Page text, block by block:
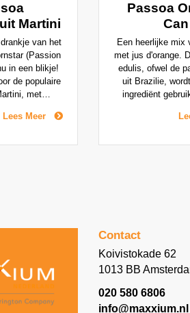
Martini
van het
(Passion
in een blikje!
de populaire
met
Gemaakt
van smaak.
en intense
aroma's.
Lees Meer
Passoa
Can
Een heerlijke mix
met jus d'orange.
edulis, ofwel de
uit Brazilie,
ingrediënt
balans van
subtiel en
Contact
Koivistokade 62
1013 BB
020 580 6806
info@maxxium.nl